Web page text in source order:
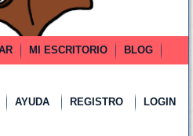
MI ESCRITORIO
BLOG
AYUDA REGISTRO LOGIN